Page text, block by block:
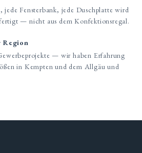
jede Fensterbank, jede Duschplatte wird
— nicht aus dem Konfektionsregal.
Region
— wir haben Erfahrung
in Kempten und dem Allgäu und